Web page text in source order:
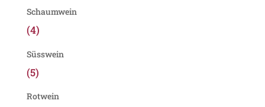
Schaumwein
(4)
Süsswein
(5)
Rotwein